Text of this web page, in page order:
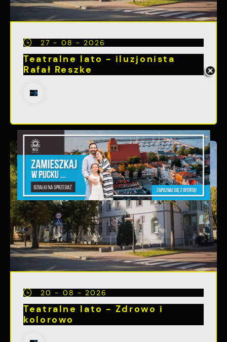
27 - 08 - 2026
Teatralne lato - iluzjonista
Rafał Reszke
20 - 08 - 2026
Teatralne lato - Zdrowo i
kolorowo